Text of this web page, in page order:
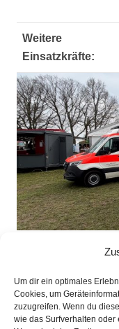
Um dir ein optimales
Cookies, um
zuzugreifen. Wenn du
wie das Surfverhalten
Weitere
Einsatzkräfte:
Es liegt kein